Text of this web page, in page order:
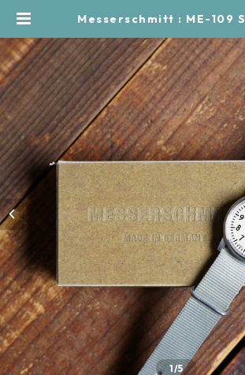
Messerschmitt : ME-109 S
RTS
1/5